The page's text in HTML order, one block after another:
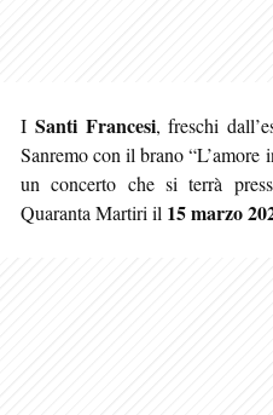
I Santi Francesi, freschi
Sanremo con il brano “L’amore
un concerto che si terrà
Quaranta Martiri il 15 marzo